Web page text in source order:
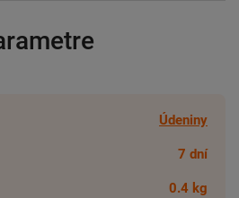
Údeniny
7 dní
0.4 kg